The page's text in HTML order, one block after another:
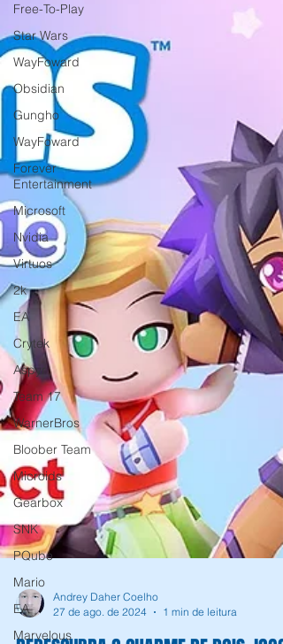
Free-To-Play
Star Wars
WayFoward
Obsidian
Gungho
WayFoward
Forever
Entertainment
Microsoft
Nvidia
Virtuos
2k
EA
Crytek
Aspyr
Team 17
WarnerBros
Bloober Team
Microids
Gearbox
SNK
PQube
Mario
EA
Marvelous